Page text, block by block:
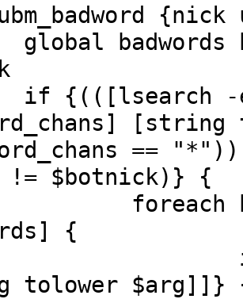
badwords
-
==
!= $botnick)} {
{
tolower $arg]]}